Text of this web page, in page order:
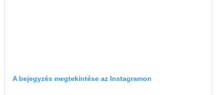
A bejegyzés megtekintése az Instagramon